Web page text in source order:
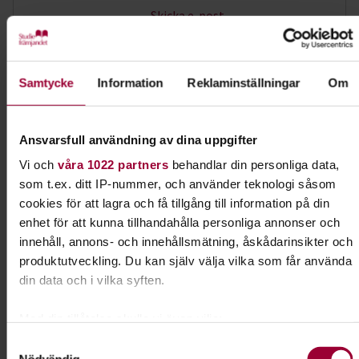
Samtycke Information Reklaminställningar Om
Ansvarsfull användning av dina uppgifter
Vi och våra 1022 partnersbehandlar din personliga data,
som t.ex. ditt IP-nummer, och använder teknologi såsom
cookies för att lagra och få tillgång till information på din
enhet för att kunna tillhandahålla personliga annonser och
innehåll, annons- och innehållsmätning, åskådarinsikter och
produktutveckling. Du kan själv välja vilka som får använda
din data och i vilka syften.
Skicka e-post
Dela: Facebook LinkedIn E-mail
Nosarbete
Lär din hund att bli ännu bättre på att dofta sig
fram. I Nose work får hunden använda en av sina
främsta egenskaper - sitt fantastiska luktsinne.
Läs mer om ämnet